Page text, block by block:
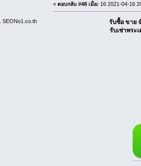
SEONo1.co.th
« ตอบกลับ #48 เมื่อ: 16 2021-04-16
รับซื้อ ขาย
รับเช่าพระ